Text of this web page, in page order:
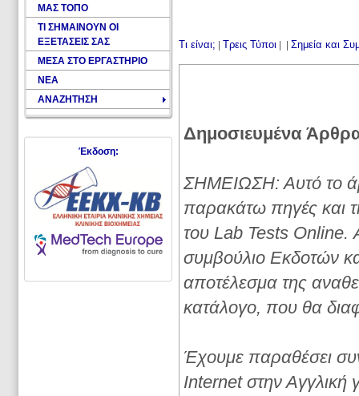
Τι είναι; Τρεις Τύποι Σημεία και
Δημοσιευμένα
ΣΗΜΕΙΩΣΗ: Αυτό το
παρακάτω πηγές και
του Lab Tests Online.
συμβούλιο Εκδοτών
αποτέλεσμα της
κατάλογο, που θα
Έχουμε παραθέσει
Internet στην Αγγλική
ΜΑΣ ΤΟΠΟ
ΤΙ ΣΗΜΑΙΝΟΥΝ ΟΙ
ΕΞΕΤΑΣΕΙΣ ΣΑΣ
ΜΕΣΑ ΣΤΟ ΕΡΓΑΣΤΗΡΙΟ
ΝΕΑ
ΑΝΑΖΗΤΗΣΗ
Έκδοση: